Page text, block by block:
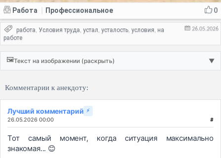
0
Работа Профессиональное
26.05.2026
работа, Условия труда, устал, усталость, условия, на
работе
🖼️Текст на изображении (раскрыть) ▼
Комментарии к анекдоту:
Лучший комментарий ⚡
26.05.2026 00:00 #
Тот самый момент, когда ситуация максимально
знакомая... 😊